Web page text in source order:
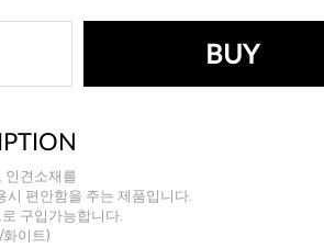
BUY
인견소재를
시 편안함을 주는 제품입니다.
구입가능합니다.
이트)